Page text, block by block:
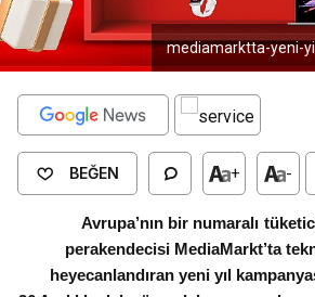
mediamarktta-yeni-
BEĞEN + -
Avrupa’nın bir numaralı
perakendecisi MediaMarkt’ta
heyecanlandıran yeni yıl